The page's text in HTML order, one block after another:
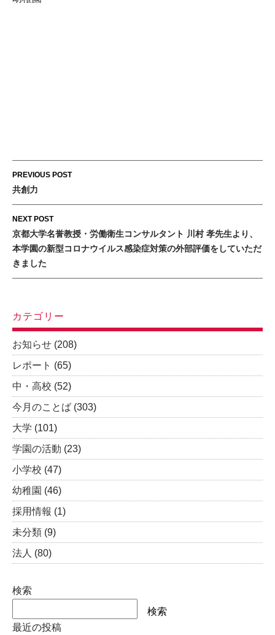
Post
navigation
PREVIOUS POST
共創力
NEXT POST
京都大学名誉教授・労働衛生コンサルタント 川村 孝先生より、
本学園の新型コロナウイルス感染症対策の外部評価をしていただ
きました
カテゴリー
お知らせ (208)
レポート (65)
中・高校 (52)
今月のことば (303)
大学 (101)
学園の活動 (23)
小学校 (47)
幼稚園 (46)
採用情報 (1)
未分類 (9)
法人 (80)
検索
検索
最近の投稿